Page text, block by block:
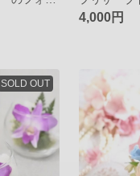
4,000円
SOLD OUT